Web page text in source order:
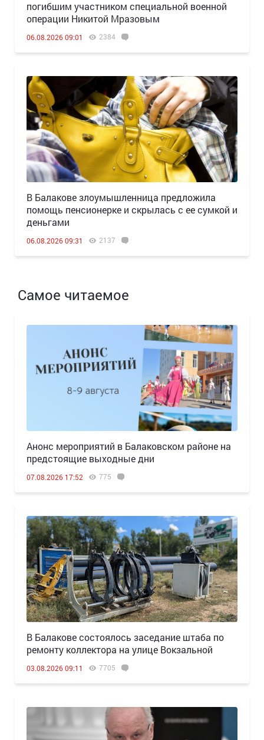
погибшим участником специальной военной
операции Никитой Мразовым
06.08.2026 09:01 2384
В Балакове злоумышленница предложила
помощь пенсионерке и скрылась с ее сумкой и
деньгами
06.08.2026 09:31 2137
Самое читаемое
Анонс мероприятий в Балаковском районе на
предстоящие выходные дни
07.08.2026 17:52 775
В Балакове состоялось заседание штаба по
ремонту коллектора на улице Вокзальной
03.08.2026 09:11 7705